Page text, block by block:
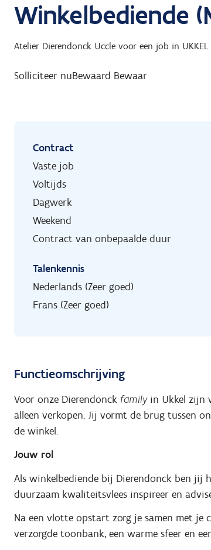
Winkelbediende
Atelier Dierendonck Uccle voor een job in UKKEL
Solliciteer nuBewaard Bewaar
Contract
Vaste job
Voltijds
Dagwerk
Weekend
Contract van onbepaalde duur
Talenkennis
Nederlands (Zeer goed)
Frans (Zeer goed)
Functieomschrijving
Voor onze Dierendonck family in Ukkel zijn
alleen verkopen. Jij vormt de brug tussen
de winkel.
Jouw rol
Als winkelbediende bij Dierendonck ben jij
duurzaam kwaliteitsvlees inspireer en
Na een vlotte opstart zorg je samen met je
verzorgde toonbank, een warme sfeer en